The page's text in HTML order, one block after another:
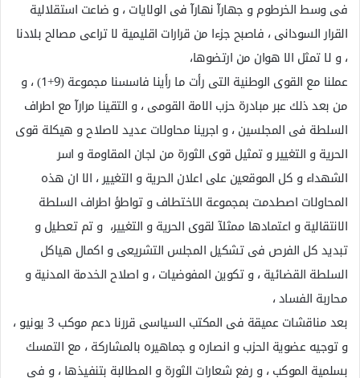
فى وسط الخرطوم و جهارآ نهارآ فى الولايات ، و ضاعت استقلالية
القرار السودانى ، فاصبح جزءا من قرارات اقليمية لا تراعى مصالح بلادنا
، و لا تمثل الا هوان من ارتضوها،
عملنا مع القوى الوطنية التى رأت ما رأينا فاسسنا مجموعة (9+1) ، و
من بعد ذلك عبر مبادرة حزب الامة القومى ، و التقينا مرارآ مع اطراف
السلطة فى المجلسين ، و اجرينا محاولات عديد لاصلاح و هيكلة قوى
الحرية و التغيير و تمثيل قوى الثورة من لجان المقاومة و اسر
الشهداء و كل الموقعين على اعلان الحرية و التغيير ، الا ان هذه
المحاولات اصطدمت بمجموعة الاختطاف و تواطؤ اطراف السلطة
الانتقالية و اعتمادها ممثلآ لقوى الحرية و التغيير، و تم تعطيل و
تبديد كل الفرص فى تشكيل المجلس التشريعى و اكمال هياكل
السلطة القضائية ، و تكوين المفوضيات ، و اصلاح الخدمة المدنية و
محاربة الفساد ،
بعد مناقشات عميقة فى المكتب السياسى قررنا دعم موكب 3 يونيو ،
و توجيه عضوية الحزب و انصاره و جماهيره بالمشاركة ، مع التمسك
بسلمية الموكب ، و رفع شعارات الثورة و المطالبة بتنفيذها ، و فى